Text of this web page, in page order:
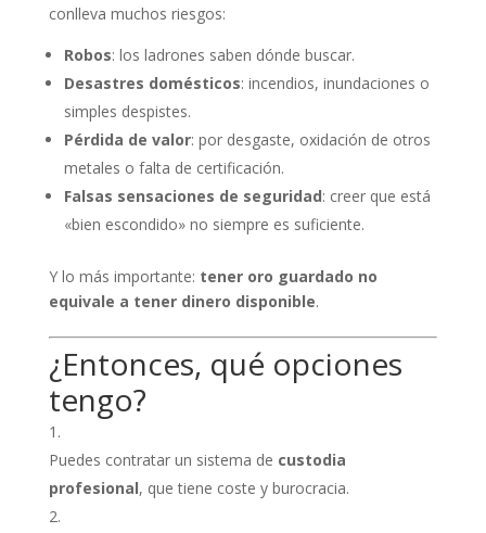
conlleva muchos riesgos:
Robos: los ladrones saben dónde buscar.
Desastres domésticos: incendios, inundaciones o
simples despistes.
Pérdida de valor: por desgaste, oxidación de otros
metales o falta de certificación.
Falsas sensaciones de seguridad: creer que está
«bien escondido» no siempre es suficiente.
Y lo más importante: tener oro guardado no
equivale a tener dinero disponible.
¿Entonces, qué opciones
tengo?
Puedes contratar un sistema de custodia
profesional, que tiene coste y burocracia.